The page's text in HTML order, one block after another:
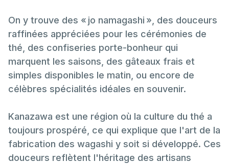
On y trouve des « jo namagashi », des douceurs
raffinées appréciées pour les cérémonies de
thé, des confiseries porte-bonheur qui
marquent les saisons, des gâteaux frais et
simples disponibles le matin, ou encore de
célèbres spécialités idéales en souvenir.
Kanazawa est une région où la culture du thé a
toujours prospéré, ce qui explique que l'art de la
fabrication des wagashi y soit si développé. Ces
douceurs reflètent l'héritage des artisans